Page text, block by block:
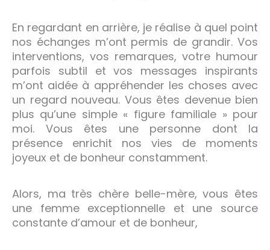
En regardant en arrière, je réalise à quel point
nos échanges m’ont permis de grandir. Vos
interventions, vos remarques, votre humour
parfois subtil et vos messages inspirants
m’ont aidée à appréhender les choses avec
un regard nouveau. Vous êtes devenue bien
plus qu’une simple « figure familiale » pour
moi. Vous êtes une personne dont la
présence enrichit nos vies de moments
joyeux et de bonheur constamment.
Alors, ma très chère belle-mère, vous êtes
une femme exceptionnelle et une source
constante d’amour et de bonheur,